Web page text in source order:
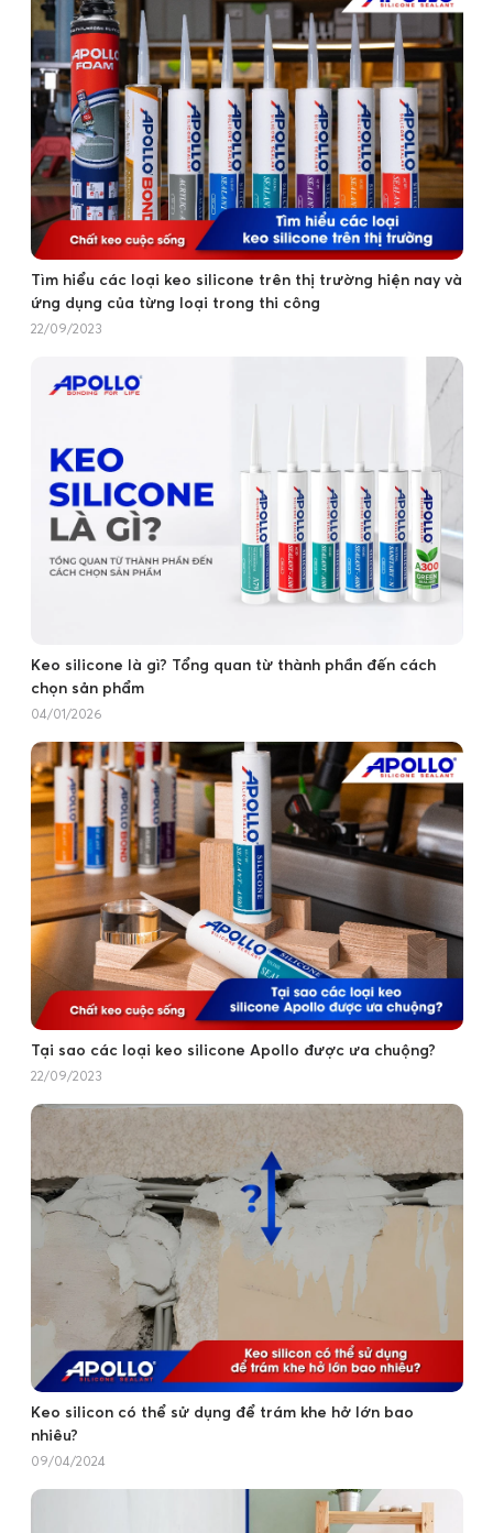
Tìm hiểu các loại keo silicone trên thị trường hiện nay và
ứng dụng của từng loại trong thi công
22/09/2023
Keo silicone là gì? Tổng quan từ thành phần đến cách
chọn sản phẩm
04/01/2026
Tại sao các loại keo silicone Apollo được ưa chuộng?
22/09/2023
Keo silicon có thể sử dụng để trám khe hở lớn bao
nhiêu?
09/04/2024